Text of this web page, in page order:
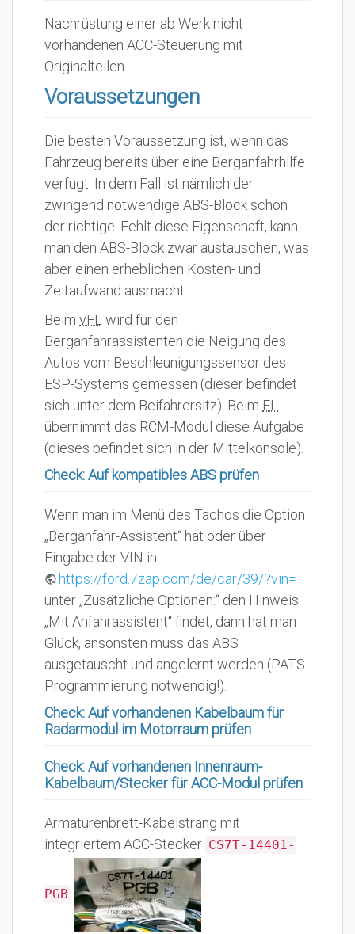
Nachrüstung einer ab Werk nicht
vorhandenen ACC-Steuerung mit
Originalteilen.
Voraussetzungen
Die besten Voraussetzung ist, wenn das
Fahrzeug bereits über eine Berganfahrhilfe
verfügt. In dem Fall ist nämlich der
zwingend notwendige ABS-Block schon
der richtige. Fehlt diese Eigenschaft, kann
man den ABS-Block zwar austauschen, was
aber einen erheblichen Kosten- und
Zeitaufwand ausmacht.
Beim vFL wird für den
Berganfahrassistenten die Neigung des
Autos vom Beschleunigungssensor des
ESP-Systems gemessen (dieser befindet
sich unter dem Beifahrersitz). Beim FL
übernimmt das RCM-Modul diese Aufgabe
(dieses befindet sich in der Mittelkonsole).
Check: Auf kompatibles ABS prüfen
Wenn man im Menü des Tachos die Option
„Berganfahr-Assistent“ hat oder über
Eingabe der VIN in
https://ford.7zap.com/de/car/39/?vin=
unter „Zusätzliche Optionen:“ den Hinweis
„Mit Anfahrassistent“ findet, dann hat man
Glück, ansonsten muss das ABS
ausgetauscht und angelernt werden (PATS-
Programmierung notwendig!).
Check: Auf vorhandenen Kabelbaum für
Radarmodul im Motorraum prüfen
Check: Auf vorhandenen Innenraum-
Kabelbaum/Stecker für ACC-Modul prüfen
Armaturenbrett-Kabelstrang mit
integriertem ACC-Stecker CS7T-14401-
PGB